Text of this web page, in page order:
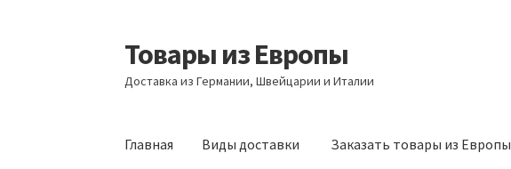
Перейти
к
навигации
Перейти
к
содержимому
Товары из Европы
Доставка из Германии, Швейцарии и Италии
Главная Виды доставки Заказать товары из Европы